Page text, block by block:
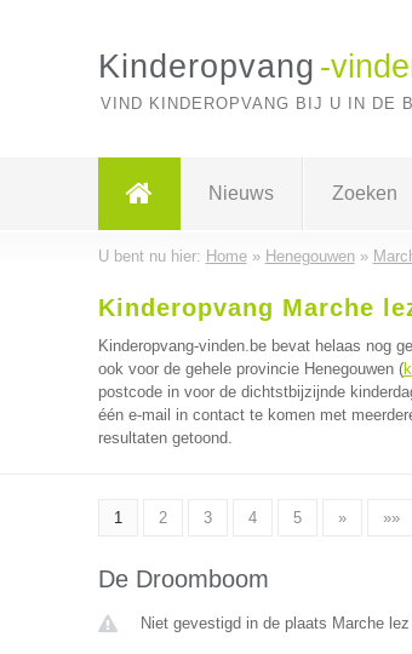
Kinderopvang -
VIND KINDEROPVANG BIJ U IN DE
Nieuws Zoeken
U bent nu hier: Home» Henegouwen»
Kinderopvang Marche
Kinderopvang-vinden.be bevat helaas nog
ook voor de gehele provincie Henegouwen (
postcode in voor de dichtstbijzijnde
één e-mail in contact te komen met
resultaten getoond.
1 2 3 4 5 » »»
De Droomboom
Niet gevestigd in de plaats Marche